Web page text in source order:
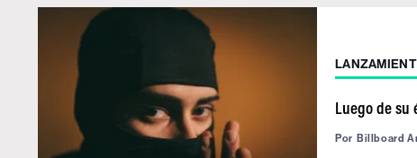
Luego de su
Por Billboard